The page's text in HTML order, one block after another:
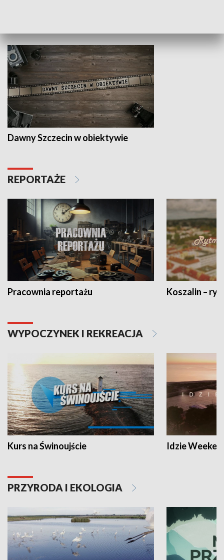
Dawny Szczecin w obiektywie
REPORTAŻE
Pracownia reportażu Koszalin –
WYPOCZYNEK I REKREACJA
Kurs na Świnoujście Idzie
PRZYRODA I EKOLOGIA